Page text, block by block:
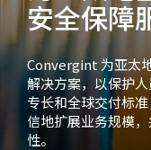
安全保障
Convergint 为亚太
解决方案，以保护
专长和全球交付标
信地扩展业务规模
性。